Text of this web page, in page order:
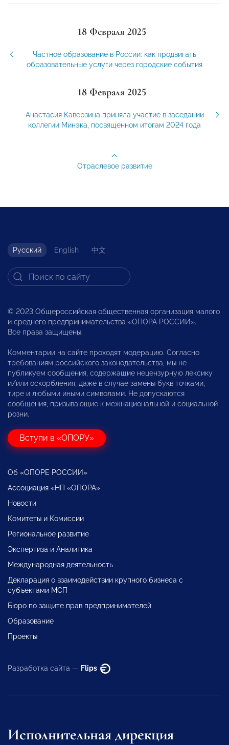
18 Февраля 2025
Частное образование в России: как продвигать
образовательные услуги через городские события
18 Февраля 2025
Анастасия Каверзина приняла участие в заседании
коллегии Минэка, посвященном итогам 2024 года
Отраслевое развитие
Русский English 中文
© 2023 Общероссийская общественная организация малого
и среднего предпринимательства «ОПОРА РОССИИ».
Все права защищены.
Комментарии на сайте проходят модерацию. Согласно
требованиям российского законодательства, мы не
публикуем сообщения, содержащие нецензурную лексику
и/или оскорбления, даже в случае замены букв точками,
тире и любыми иными символами. Не допускаются
сообщения, призывающие к межнациональной и социальной
розни.
Вступи в «ОПОРУ»
Об «ОПОРЕ РОССИИ»
Ассоциация «НП «ОПОРА»
Новости
Комитеты и Комиссии
Региональное развитие
Экспертиза и Аналитика
Международная деятельность
Декларация о взаимодействии крупного бизнеса с
субъектами МСП
Бюро по защите прав предпринимателей
Образование
Проекты
Разработка сайта — Flips
Исполнительная дирекция